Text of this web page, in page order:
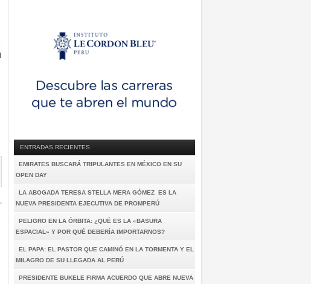
ENTRADAS RECIENTES
EMIRATES BUSCARÁ TRIPULANTES EN MÉXICO EN SU
OPEN DAY
LA ABOGADA TERESA STELLA MERA GÓMEZ ES LA
NUEVA PRESIDENTA EJECUTIVA DE PROMPERÚ
PELIGRO EN LA ÓRBITA: ¿QUÉ ES LA «BASURA
ESPACIAL» Y POR QUÉ DEBERÍA IMPORTARNOS?
EL PAPA: EL PASTOR QUE CAMINÓ EN LA TORMENTA Y EL
MILAGRO DE SU LLEGADA AL PERÚ
PRESIDENTE BUKELE FIRMA ACUERDO QUE ABRE NUEVA